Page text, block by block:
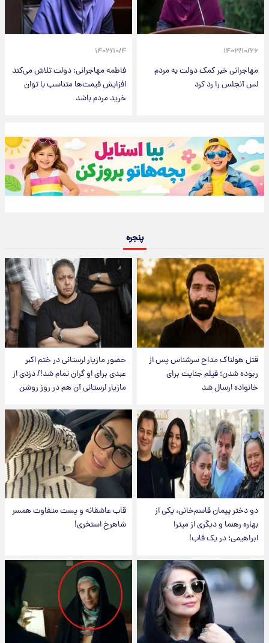
۱۴۰۳/۱۰/۲۶
مهاجرانی خبر کمک دولت به مردم
لس آنجلس را رد کرد
۱۴۰۳/۱۰/۴
فاطمه مهاجرانی: دولت تلاش می‌کند
افزایش قیمت‌ها متناسب با توان
خرید مردم باشد
پنجره
قتل هولناک مداح سرشناس پس از
ربوده شدن؛ فیلم جنایت برای
خانواده ارسال شد
حضور مازیار لرستانی در ختم اکبر
عبدی برای او گران تمام شد!/ دزدی از
مازیار لرستانی آن هم در روز روشن
دو دختر پیمان قاسم‌خانی، یکی از
بهاره رهنما و دیگری از میترا
ابراهیمی؛ در یک قاب!
قاب عاشقانه و پست متفاوت همسر
شاهرخ استخری!